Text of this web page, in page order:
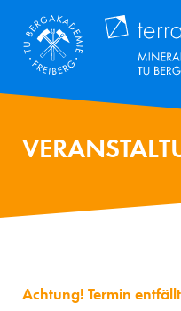
Inhalt
Achtung! Termin